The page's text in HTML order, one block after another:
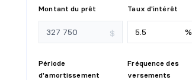
Montant du prêt
$
Taux d'intérêt
%
Période
d'amortissement
Fréquence des
versements